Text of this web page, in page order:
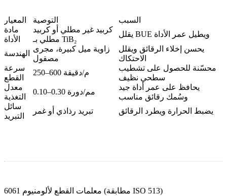
المعيار التوصية
السبب
مادة
الأداة
كربيد غير مطلي أو كربيد
مطلي بـ TiB₂
يقلل BUE ويطيل عمر الأداة
الهندسة
زاوية ميل كبيرة، مجرى
مصقول
يحسن إخلاء الرقائق ويقلل
الاحتكاك
سرعة
القطع
250–600 م/دقيقة
محسّنة للحصول على تشطيب
سطحي نظيف
معدل
التغذية
0.10–0.30 مم/دورة
يحافظ على عمر أداة جيد
وسُمك رقائق مناسب
سائل
التبريد
تبريد رذاذي أو غمر يضبط الحرارة ويطرد الرقائق
معلمات القطع لألومنيوم 6061 (مطابقة ISO 513)